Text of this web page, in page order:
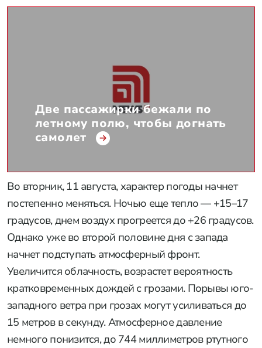
Две пассажирки бежали по
летному полю, чтобы догнать
самолет
Во вторник, 11 августа, характер погоды начнет
постепенно меняться. Ночью еще тепло — +15–17
градусов, днем воздух прогреется до +26 градусов.
Однако уже во второй половине дня с запада
начнет подступать атмосферный фронт.
Увеличится облачность, возрастет вероятность
кратковременных дождей с грозами. Порывы юго-
западного ветра при грозах могут усиливаться до
15 метров в секунду. Атмосферное давление
немного понизится, до 744 миллиметров ртутного